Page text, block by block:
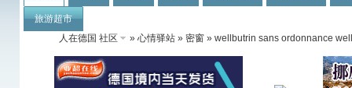
旅游超市
人在德国 社区
» 心情驿站 » 密窗 » wellbutrin sans ordonnance